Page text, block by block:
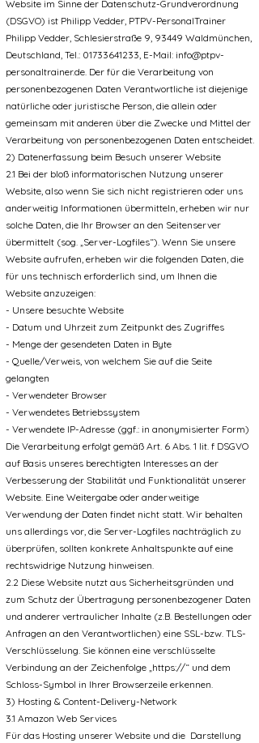
Website im Sinne der Datenschutz-Grundverordnung
(DSGVO) ist Philipp Vedder, PTPV-PersonalTrainer
Philipp Vedder, Schlesierstraße 9, 93449 Waldmünchen,
Deutschland, Tel.: 01733641233, E-Mail: info@ptpv-
personaltrainer.de. Der für die Verarbeitung von
personenbezogenen Daten Verantwortliche ist diejenige
natürliche oder juristische Person, die allein oder
gemeinsam mit anderen über die Zwecke und Mittel der
Verarbeitung von personenbezogenen Daten entscheidet.
2) Datenerfassung beim Besuch unserer Website
2.1 Bei der bloß informatorischen Nutzung unserer
Website, also wenn Sie sich nicht registrieren oder uns
anderweitig Informationen übermitteln, erheben wir nur
solche Daten, die Ihr Browser an den Seitenserver
übermittelt (sog. „Server-Logfiles“). Wenn Sie unsere
Website aufrufen, erheben wir die folgenden Daten, die
für uns technisch erforderlich sind, um Ihnen die
Website anzuzeigen:
- Unsere besuchte Website
- Datum und Uhrzeit zum Zeitpunkt des Zugriffes
- Menge der gesendeten Daten in Byte
- Quelle/Verweis, von welchem Sie auf die Seite
gelangten
- Verwendeter Browser
- Verwendetes Betriebssystem
- Verwendete IP-Adresse (ggf.: in anonymisierter Form)
Die Verarbeitung erfolgt gemäß Art. 6 Abs. 1 lit. f DSGVO
auf Basis unseres berechtigten Interesses an der
Verbesserung der Stabilität und Funktionalität unserer
Website. Eine Weitergabe oder anderweitige
Verwendung der Daten findet nicht statt. Wir behalten
uns allerdings vor, die Server-Logfiles nachträglich zu
überprüfen, sollten konkrete Anhaltspunkte auf eine
rechtswidrige Nutzung hinweisen.
2.2 Diese Website nutzt aus Sicherheitsgründen und
zum Schutz der Übertragung personenbezogener Daten
und anderer vertraulicher Inhalte (z.B. Bestellungen oder
Anfragen an den Verantwortlichen) eine SSL-bzw. TLS-
Verschlüsselung. Sie können eine verschlüsselte
Verbindung an der Zeichenfolge „https://“ und dem
Schloss-Symbol in Ihrer Browserzeile erkennen.
3) Hosting & Content-Delivery-Network
3.1 Amazon Web Services
Für das Hosting unserer Website und die Darstellung